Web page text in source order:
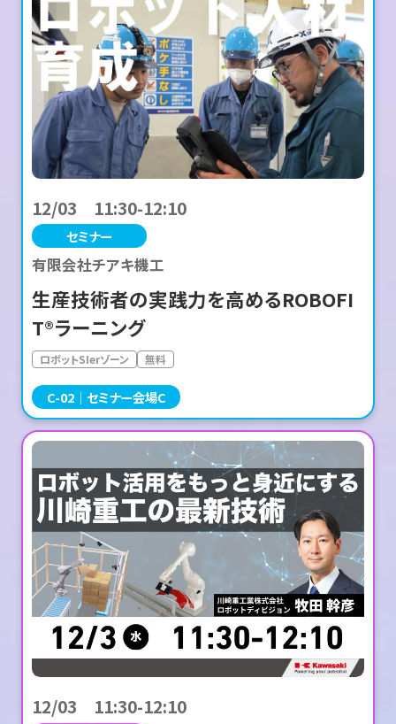
C-02 セミナー会場C
12/03 11:30-12:10
セミナー
有限会社チアキ機工
生産技術者の実践力を高めるROBOFI
T®ラーニング
ロボットSIerゾーン 無料
12/03 11:30-12:10